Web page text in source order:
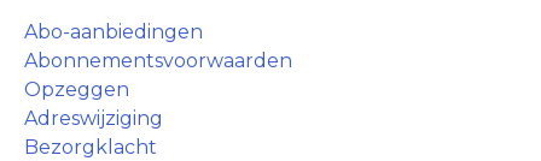
Abo-aanbiedingen
Abonnementsvoorwaarden
Opzeggen
Adreswijziging
Bezorgklacht